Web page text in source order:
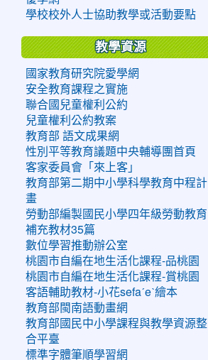
學校校外人士協助教學或活動要點
教學資源
國家教育研究院愛學網
安全教育課程之實施
聯合國兒童權利公約
兒童權利公約教案
教育部 語文成果網
性別平等教育議題中央輔導團首頁
客家委員會「來上客」
教育部第二期中小學科學教育中程計
畫
勞動部編製國民小學四年級勞動教育
補充教材35篇
數位學習推動辦公室
桃園市自編在地生活化課程-品桃園
桃園市自編在地生活化課程-賞桃園
客語輔助教材-小花sefaˊeˋ繪本
教育部閩南語動畫網
教育部國民中小學課程與教學資源整
合平臺
標準字體筆順學習網